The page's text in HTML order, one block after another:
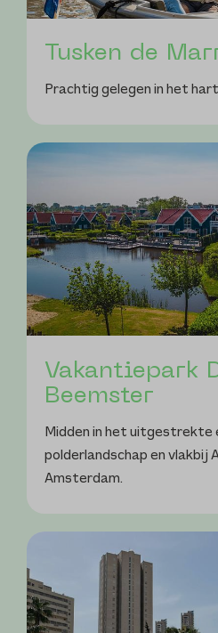
Tusken de
Prachtig gelegen in het
Vakantiepark
Beemster
Midden in het uitgestrekte
polderlandschap en vlakbij
Amsterdam.